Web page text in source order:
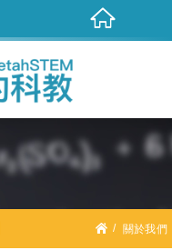
關於我們